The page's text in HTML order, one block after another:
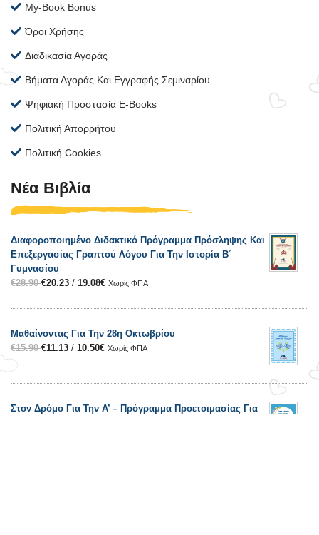
My-Book Bonus
Όροι Χρήσης
Διαδικασία Αγοράς
Βήματα Αγοράς Και Εγγραφής Σεμιναρίου
Ψηφιακή Προστασία E-Books
Πολιτική Απορρήτου
Πολιτική Cookies
Νέα Βιβλία
Διαφοροποιημένο Διδακτικό Πρόγραμμα Πρόσληψης Και
Επεξεργασίας Γραπτού Λόγου Για Την Ιστορία Β΄
Γυμνασίου
€28.90€20.23 / 19.08€ Χωρίς ΦΠΑ
Μαθαίνοντας Για Την 28η Οκτωβρίου
€15.90€11.13 / 10.50€ Χωρίς ΦΠΑ
Στον Δρόμο Για Την Α’ – Πρόγραμμα Προετοιμασίας Για